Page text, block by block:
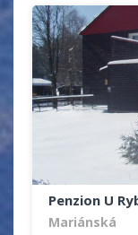
Penzion U
Mariánská